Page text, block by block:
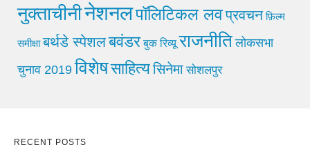
नुक्ताचीनीनेशनलपॉलिटिकल लवप्रवचन फ़िल्म
समीक्षा बर्थडे स्पेशलबवंडर बुक रिव्यू राजनीति लोकसभा
चुनाव 2019 विशेषसाहित्यसिनेमा सोशलपुर
RECENT POSTS